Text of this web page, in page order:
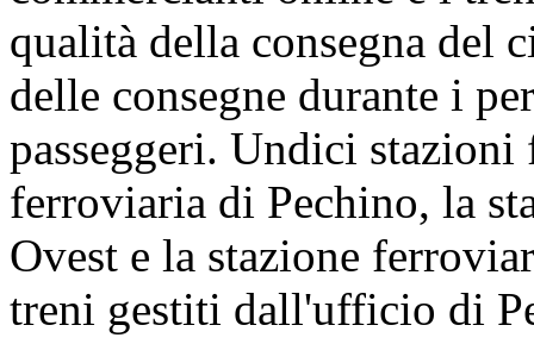
qualità della consegna del
delle consegne durante i
passeggeri. Undici
ferroviaria di Pechino, la
Ovest e la stazione
treni gestiti dall'ufficio di